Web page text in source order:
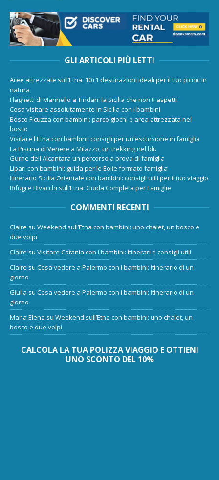
GLI ARTICOLI PIÙ LETTI
Aree attrezzate sull’Etna: 10+1 destinazioni ideali per il tuo picnic in
natura
I laghetti di Marinello a Tindari: la Sicilia che non ti aspetti
Cosa visitare assolutamente in Sicilia con i bambini
Bosco Ficuzza con bambini: parco giochi e area attrezzata nel
bosco
Visitare l'Etna con bambini: consigli per un'escursione in famiglia
La Piscina di Venere a Milazzo, un trekking nel blu
Gurne dell'Alcantara un percorso a prova di famiglia
Lipari con bambini: guida per le Eolie formato famiglia
Itinerario Sicilia Orientale con bambini: consigli utili per il tuo viaggio
Rifugi e Bivacchi sull’Etna: Guida Completa per Famiglie
COMMENTI RECENTI
Claire su Weekend sull’Etna con bambini: uno chalet, un bosco e
due volpi
Claire su Visitare Catania con i bambini: itinerari e consigli utili
Claire su Cosa vedere a Palermo con i bambini: itinerario di un
giorno
Giulia su Cosa vedere a Palermo con i bambini: itinerario di un
giorno
Maria Elena su Weekend sull’Etna con bambini: uno chalet, un
bosco e due volpi
CALCOLA LA TUA POLIZZA VIAGGIO E OTTIENI
UNO SCONTO DEL 10%